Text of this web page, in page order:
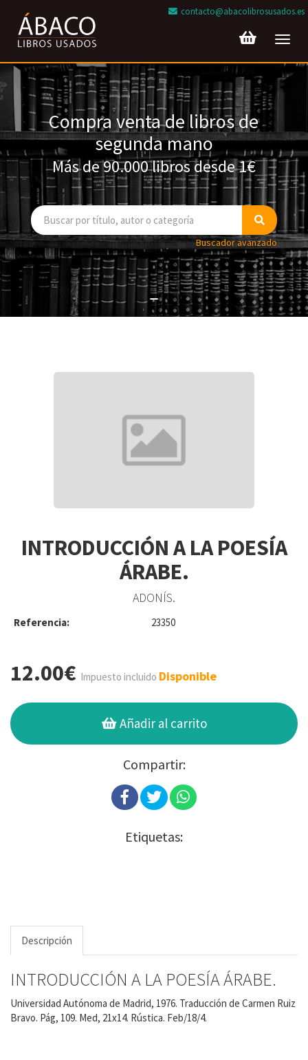
contacto@abacolibrosusados.es
Compra venta de libros de
segunda mano
Más de 90.000 libros desde 1€
Buscador avanzado
INTRODUCCIÓN A LA POESÍA
ÁRABE.
ADONÍS.
Referencia: 23350
12.00€ Impuesto incluido Disponible
Añadir al carrito
Compartir:
Etiquetas:
Descripción
INTRODUCCIÓN A LA POESÍA ÁRABE.
Universidad Autónoma de Madrid, 1976. Traducción de Carmen Ruiz
Bravo. Pág, 109. Med, 21x14. Rústica. Feb/18/4.